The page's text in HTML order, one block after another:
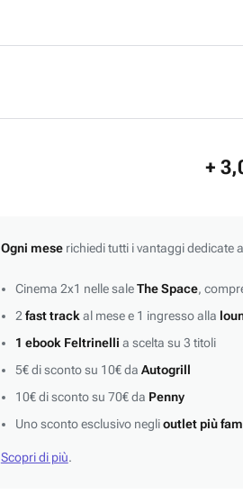
+
Ogni meserichiedi tutti i vantaggi dedicate
Cinema 2x1 nelle saleThe Space,
2 fast track al mese e 1 ingresso alla
1 ebook Feltrinelli a scelta su 3 titoli
5€ di sconto su 10€ da Autogrill
10€ di sconto su 70€ da Penny
Uno sconto esclusivo neglioutlet più
Scopri di più.